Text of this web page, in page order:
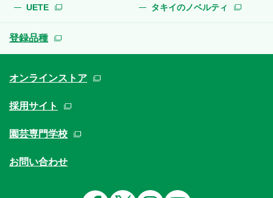
UETE
タキイのノベルティ
登録品種
オンラインストア
採用サイト
園芸専門学校
お問い合わせ